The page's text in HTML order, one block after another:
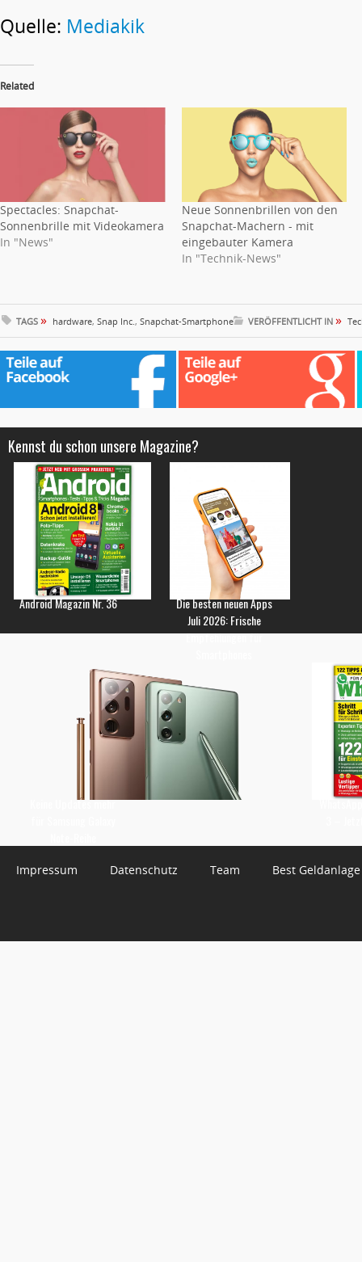
Quelle: Mediakik
Related
Spectacles: Snapchat-
Sonnenbrille mit Videokamera
In "News"
Neue Sonnenbrillen von den
Snapchat-Machern - mit
eingebauter Kamera
In "Technik-News"
TAGS » hardware, Snap Inc. , Snapchat-Smartphone VERÖFFENTLICHT IN »
Kennst du schon unsere Magazine?
Android Magazin Nr. 36
Die besten neuen Apps
Juli 2026: Frische
Empfehlungen für
Keine Updates mehr
Impressum Datenschutz Team Best Geldanlage